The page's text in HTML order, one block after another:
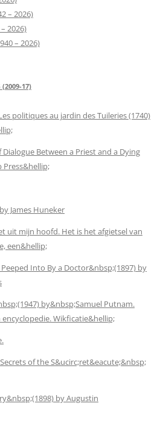
– 2026)
2026)
– 2026)
(2009-17)
politiques au jardin des Tuileries (1740)
Between a Priest and a Dying
Press&hellip;
James Huneker
uit mijn hoofd. Het is het afgietsel van
een&hellip;
Into By a Doctor&nbsp;(1897) by
by&nbsp;Samuel Putnam.
Wikficatie&hellip;
of the S&ucirc;ret&eacute;&nbsp;
by Augustin